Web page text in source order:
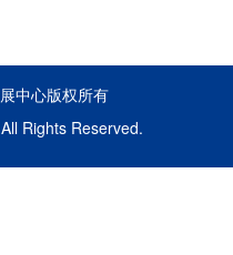
中心版权所有
Rights Reserved.